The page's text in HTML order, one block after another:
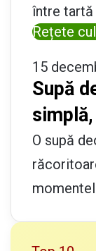
între tartă
Rețete
15
Supă
O supă